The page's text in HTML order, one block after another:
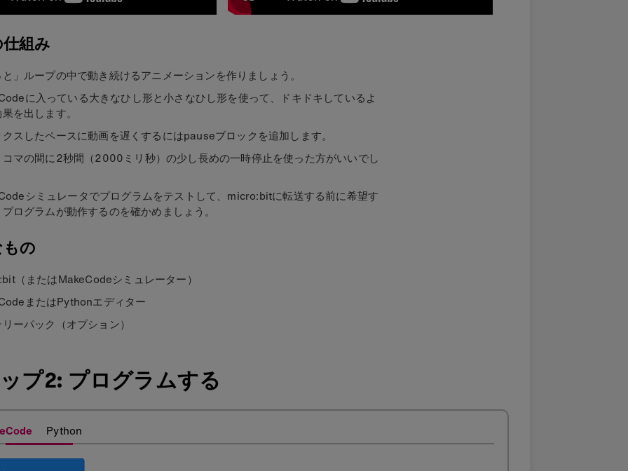
組み
」ループの中で動き続けるアニメーションを作りましょう。
に入っている大きなひし形と小さなひし形を使って、ドキドキしているよ
を出します。
スしたペースに動画を遅くするにはpauseブロックを追加します。
マの間に2秒間（2000ミリ秒）の少し長めの一時停止を使った方がいいでし
シミュレータでプログラムをテストして、micro:bitに転送する前に希望す
ログラムが動作するのを確かめましょう。
の
（またはMakeCodeシミュレーター）
またはPythonエディター
ーパック（オプション）
プ2: プログラムする
Python